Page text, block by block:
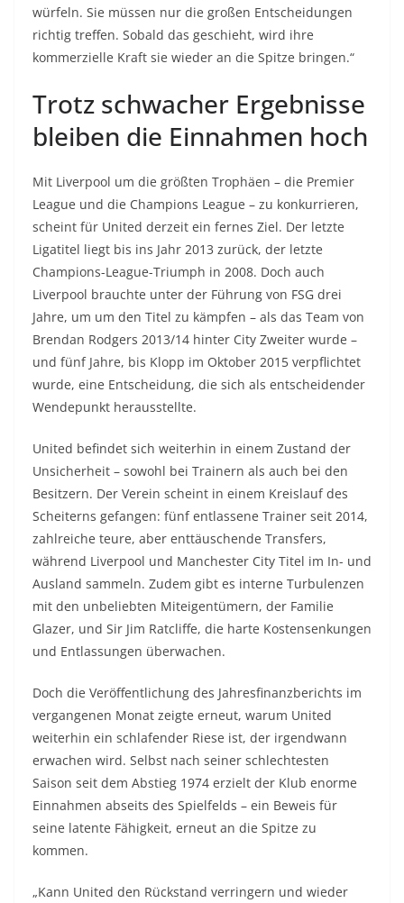
würfeln. Sie müssen nur die großen Entscheidungen
richtig treffen. Sobald das geschieht, wird ihre
kommerzielle Kraft sie wieder an die Spitze bringen.“
Trotz schwacher Ergebnisse
bleiben die Einnahmen hoch
Mit Liverpool um die größten Trophäen – die Premier
League und die Champions League – zu konkurrieren,
scheint für United derzeit ein fernes Ziel. Der letzte
Ligatitel liegt bis ins Jahr 2013 zurück, der letzte
Champions-League-Triumph in 2008. Doch auch
Liverpool brauchte unter der Führung von FSG drei
Jahre, um um den Titel zu kämpfen – als das Team von
Brendan Rodgers 2013/14 hinter City Zweiter wurde –
und fünf Jahre, bis Klopp im Oktober 2015 verpflichtet
wurde, eine Entscheidung, die sich als entscheidender
Wendepunkt herausstellte.
United befindet sich weiterhin in einem Zustand der
Unsicherheit – sowohl bei Trainern als auch bei den
Besitzern. Der Verein scheint in einem Kreislauf des
Scheiterns gefangen: fünf entlassene Trainer seit 2014,
zahlreiche teure, aber enttäuschende Transfers,
während Liverpool und Manchester City Titel im In- und
Ausland sammeln. Zudem gibt es interne Turbulenzen
mit den unbeliebten Miteigentümern, der Familie
Glazer, und Sir Jim Ratcliffe, die harte Kostensenkungen
und Entlassungen überwachen.
Doch die Veröffentlichung des Jahresfinanzberichts im
vergangenen Monat zeigte erneut, warum United
weiterhin ein schlafender Riese ist, der irgendwann
erwachen wird. Selbst nach seiner schlechtesten
Saison seit dem Abstieg 1974 erzielt der Klub enorme
Einnahmen abseits des Spielfelds – ein Beweis für
seine latente Fähigkeit, erneut an die Spitze zu
kommen.
„Kann United den Rückstand verringern und wieder